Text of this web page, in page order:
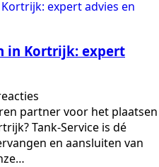
in Kortrijk: expert
partner voor het plaatsen
Tank-Service is dé
en aansluiten van